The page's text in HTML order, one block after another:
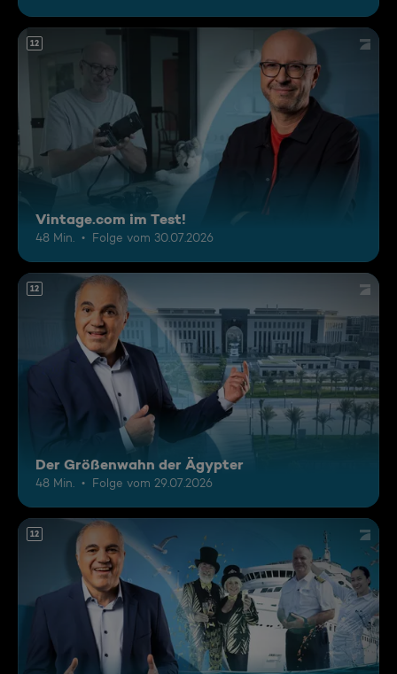
12
Vintage.com im Test!
48 Min. Folge vom 30.07.2026
12
Der Größenwahn der Ägypter
48 Min. Folge vom 29.07.2026
12